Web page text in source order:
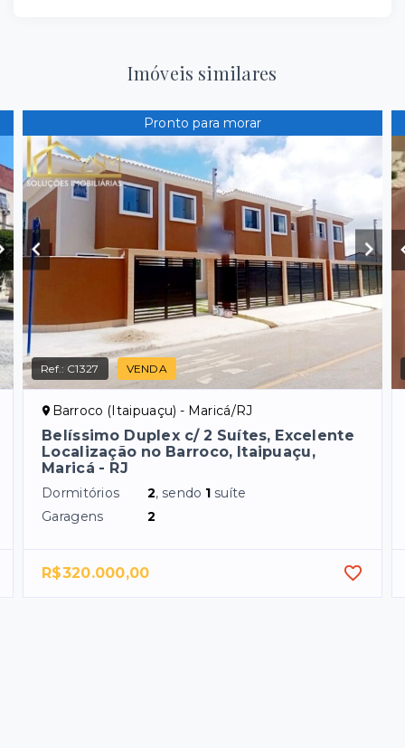
Imóveis similares
Pronto para morar
Ref.: C1327 VENDA
Barroco (Itaipuaçu) - Maricá/RJ
Belíssimo Duplex c/ 2 Suítes, Excelente
Localização no Barroco, Itaipuaçu,
Maricá - RJ
Dormitórios 2, sendo 1 suíte
Garagens
2
R$320.000,00